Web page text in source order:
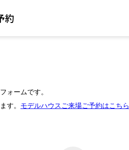
約
ォームです。
す。 モデルハウスご来場ご予約はこちら